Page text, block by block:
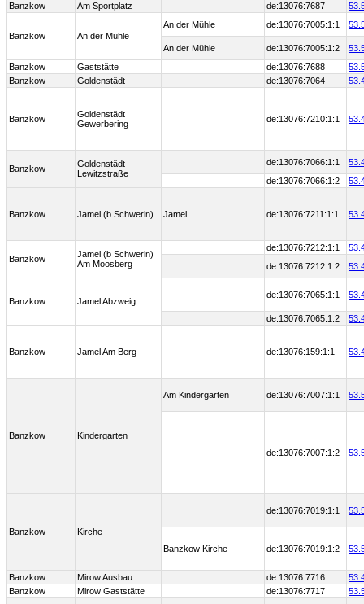
Banzkow Am Sportplatz de:13076:7687
Banzkow An der Mühle
An der Mühle de:13076:7005:1:1
An der Mühle de:13076:7005:1:2
Banzkow
Gaststätte de:13076:7688
Banzkow
Goldenstädt de:13076:7064
Banzkow
Goldenstädt
Gewerbering
de:13076:7210:1:1
Banzkow
Goldenstädt
Lewitzstraße
de:13076:7066:1:1
de:13076:7066:1:2
Banzkow Jamel (b Schwerin) Jamel de:13076:7211:1:1
Banzkow
Jamel (b Schwerin)
Am Moosberg
de:13076:7212:1:1
de:13076:7212:1:2
Banzkow Jamel Abzweig
de:13076:7065:1:1
de:13076:7065:1:2
Banzkow Jamel Am Berg de:13076:159:1:1
Banzkow Kindergarten
Am Kindergarten de:13076:7007:1:1
de:13076:7007:1:2
Banzkow Kirche
de:13076:7019:1:1
Banzkow Kirche de:13076:7019:1:2
Banzkow Mirow Ausbau de:13076:7716
Banzkow
Mirow Gaststätte de:13076:7717